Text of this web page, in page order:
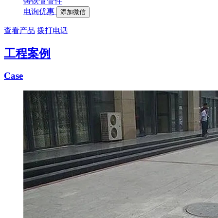
电询优惠
添加微信
查看产品 拨打电话
工程案例
Case